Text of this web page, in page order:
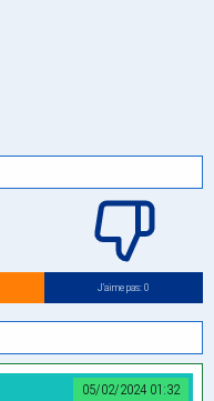
J’aime pas: 0
05/02/2024 01:32